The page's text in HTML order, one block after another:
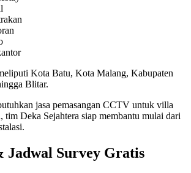
Kota Batu, Kota Malang, Kabupaten
Blitar.
jasa pemasangan CCTV untuk villa
tim Deka Sejahtera siap membantu mulai dari
Jadwal Survey Gratis